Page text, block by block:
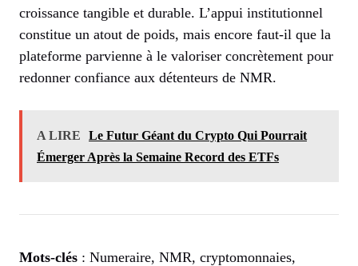
croissance tangible et durable. L’appui institutionnel
constitue un atout de poids, mais encore faut-il que la
plateforme parvienne à le valoriser concrètement pour
redonner confiance aux détenteurs de NMR.
A LIRE
Le Futur Géant du Crypto Qui Pourrait
Émerger Après la Semaine Record des ETFs
Mots-clés : Numeraire, NMR, cryptomonnaies,